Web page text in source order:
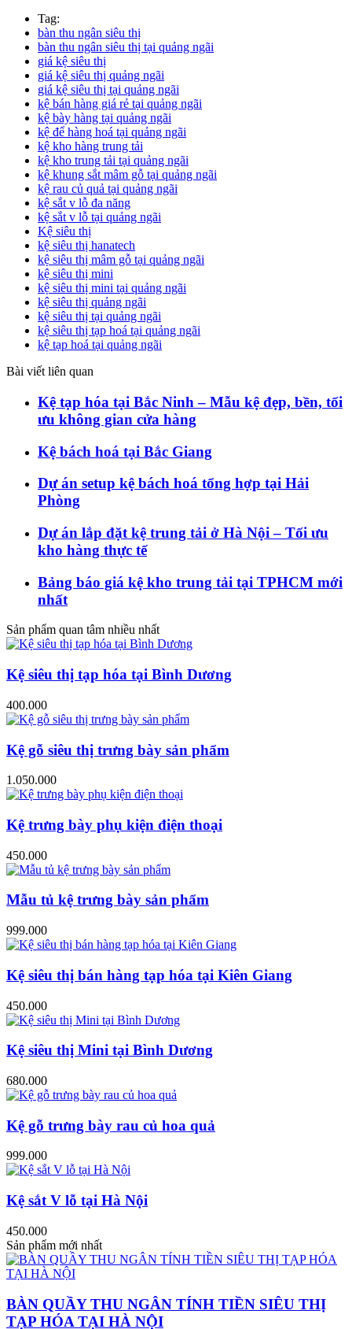
Tag:
bàn thu ngân siêu thị
bàn thu ngân siêu thị tại quảng ngãi
giá kệ siêu thị
giá kệ siêu thị quảng ngãi
giá kệ siêu thị tại quảng ngãi
kệ bán hàng giá rẻ tại quảng ngãi
kệ bày hàng tại quảng ngãi
kệ để hàng hoá tại quảng ngãi
kệ kho hàng trung tải
kệ kho trung tải tại quảng ngãi
kệ khung sắt mâm gỗ tại quảng ngãi
kệ rau củ quả tại quảng ngãi
kệ sắt v lỗ đa năng
kệ sắt v lỗ tại quảng ngãi
Kệ siêu thị
kệ siêu thị hanatech
kệ siêu thị mâm gỗ tại quảng ngãi
kệ siêu thị mini
kệ siêu thị mini tại quảng ngãi
kệ siêu thị quảng ngãi
kệ siêu thị tại quảng ngãi
kệ siêu thị tạp hoá tại quảng ngãi
kệ tạp hoá tại quảng ngãi
Bài viết liên quan
Kệ tạp hóa tại Bắc Ninh – Mẫu kệ đẹp, bền, tối
ưu không gian cửa hàng
Kệ bách hoá tại Bắc Giang
Dự án setup kệ bách hoá tổng hợp tại Hải
Phòng
Dự án lắp đặt kệ trung tải ở Hà Nội – Tối ưu
kho hàng thực tế
Bảng báo giá kệ kho trung tải tại TPHCM mới
nhất
Sản phẩm quan tâm nhiều nhất
Kệ siêu thị tạp hóa tại Bình Dương
400.000
Kệ gỗ siêu thị trưng bày sản phẩm
1.050.000
Kệ trưng bày phụ kiện điện thoại
450.000
Mẫu tủ kệ trưng bày sản phẩm
999.000
Kệ siêu thị bán hàng tạp hóa tại Kiên Giang
450.000
Kệ siêu thị Mini tại Bình Dương
680.000
Kệ gỗ trưng bày rau củ hoa quả
999.000
Kệ sắt V lỗ tại Hà Nội
450.000
Sản phẩm mới nhất
BÀN QUẦY THU NGÂN TÍNH TIỀN SIÊU THỊ
TẠP HÓA TẠI HÀ NỘI